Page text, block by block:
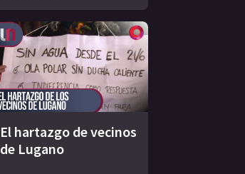
El hartazgo de vecinos
de Lugano